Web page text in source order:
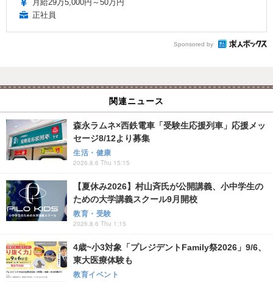
月給29万5,000円～50万円
正社員
Sponsored by
関連ニュース
森永ラムネ×西鉄電車「受験生応援列車」応援メッ
セージ8/12より募集
生活・健康
2026.8.6 Thu 15:15
【夏休み2026】村山斉氏が公開講義、小中学生の
ための大学講義スクール9月開校
教育・受験
2026.8.6 Thu 1:15
4歳~小3対象「プレジデントFamily祭2026」9/6、
東大医療体験も
教育イベント